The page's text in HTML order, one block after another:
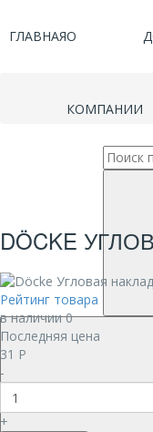
ГЛАВНАЯО
КОМПАНИИ
DÖCKE
Рейтинг товара
в наличии 0
Последняя цена
31 Р
-
+